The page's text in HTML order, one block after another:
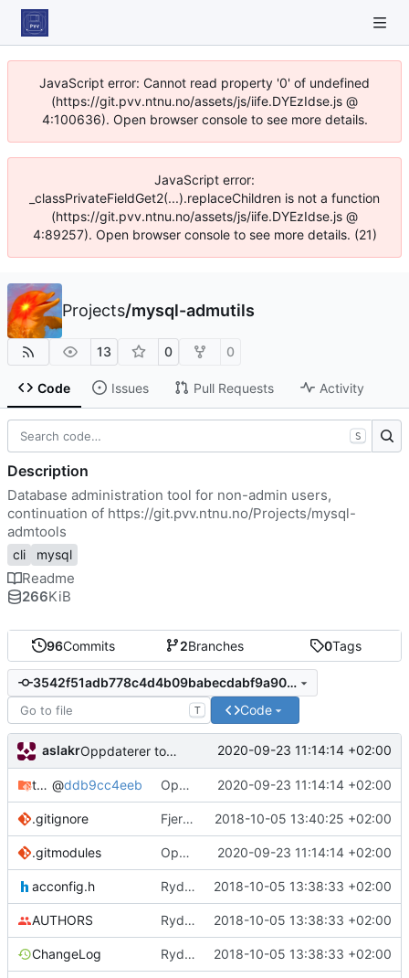
JavaScript error: Cannot read property '0' of undefined
(https://git.pvv.ntnu.no/assets/js/iife.DYEzIdse.js @
4:100636). Open browser console to see more details.
JavaScript error:
_classPrivateFieldGet2(...).replaceChildren is not a function
(https://git.pvv.ntnu.no/assets/js/iife.DYEzIdse.js @
4:89257). Open browser console to see more details. (21)
Projects/mysql-admutils
13 0 0
Code Issues Pull Requests Activity
96Commits 2Branches 0Tags
3542f51adb778c4d4b09babecdabf9a9002efb04
T Code
aslakr Oppdaterer tomlc999 2020-09-23 11:14:14 +02:00
tomlc99 @ddb9cc4eeb Oppdaterer tomlc999 2020-09-23 11:14:14 +02:00
.gitignore Fjerner install 2018-10-05 13:40:25 +02:00
.gitmodules Oppdaterer tomlc999 2020-09-23 11:14:14 +02:00
acconfig.h Rydder 2018-10-05 13:38:33 +02:00
AUTHORS Rydder 2018-10-05 13:38:33 +02:00
ChangeLog Rydder 2018-10-05 13:38:33 +02:00
S
Description
Database administration tool for non-admin users,
continuation of https://git.pvv.ntnu.no/Projects/mysql-
admtools
cli mysql
Readme
266KiB